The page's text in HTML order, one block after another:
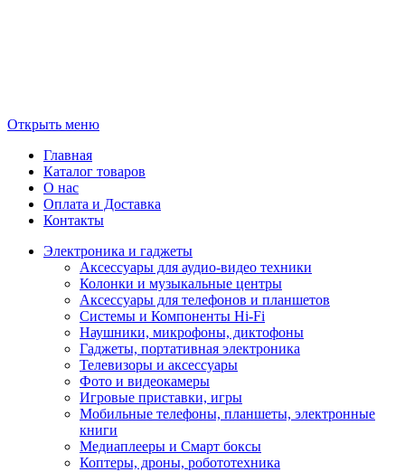
Открыть меню
Главная
Каталог товаров
О нас
Оплата и Доставка
Контакты
Электроника и гаджеты
Аксессуары для аудио-видео техники
Колонки и музыкальные центры
Аксессуары для телефонов и планшетов
Системы и Компоненты Hi-Fi
Наушники, микрофоны, диктофоны
Гаджеты, портативная электроника
Телевизоры и аксессуары
Фото и видеокамеры
Игровые приставки, игры
Мобильные телефоны, планшеты, электронные
книги
Медиаплееры и Смарт боксы
Коптеры, дроны, робототехника